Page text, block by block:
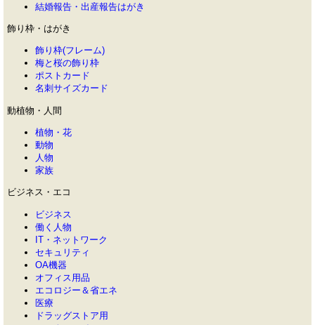
結婚報告・出産報告はがき
飾り枠・はがき
飾り枠(フレーム)
梅と桜の飾り枠
ポストカード
名刺サイズカード
動植物・人間
植物・花
動物
人物
家族
ビジネス・エコ
ビジネス
働く人物
IT・ネットワーク
セキュリティ
OA機器
オフィス用品
エコロジー＆省エネ
医療
ドラッグストア用